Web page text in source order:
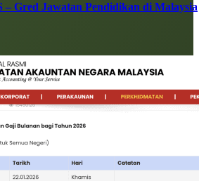
– Gred Jawatan Pendidikan di Malaysia